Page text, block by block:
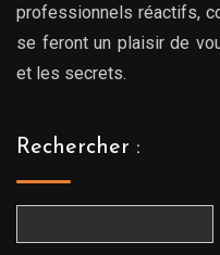
professionnels réactifs,
se feront un plaisir de
et les secrets.
Rechercher :